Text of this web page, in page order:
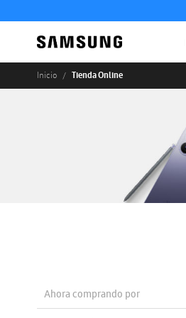
Inicio Tienda Online
Ahora comprando por